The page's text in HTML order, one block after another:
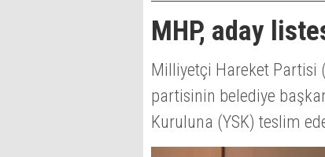
MHP, aday
Milliyetçi Hareket Partisi
partisinin belediye
Kuruluna (YSK) teslim